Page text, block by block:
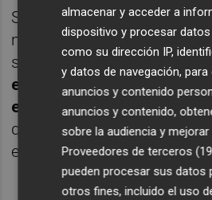
Sobre ese acercamientos
mostrado por el PP y
señalado quees
en el gobierno con tres
ellas la de Agricultura ,
que podemos aportar un
en esta nueva etapa".
almacenar y acceder a
dispositivo y procesar
como su dirección IP,
y datos de navegación,
anuncios y contenido
anuncios y contenido,
sobre la audiencia y
Proveedores de terceros
pueden procesar sus datos
otros fines, incluido el uso